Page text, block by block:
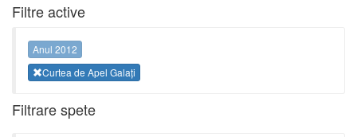
Filtre active
Anul 2012
Curtea de Apel Galați
Filtrare spete